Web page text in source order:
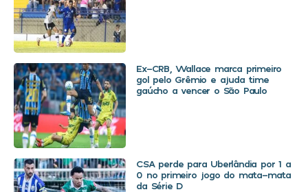
Ex-CRB, Wallace marca primeiro
gol pelo Grêmio e ajuda time
gaúcho a vencer o São Paulo
CSA perde para Uberlândia por 1 a
0 no primeiro jogo do mata-mata
da Série D